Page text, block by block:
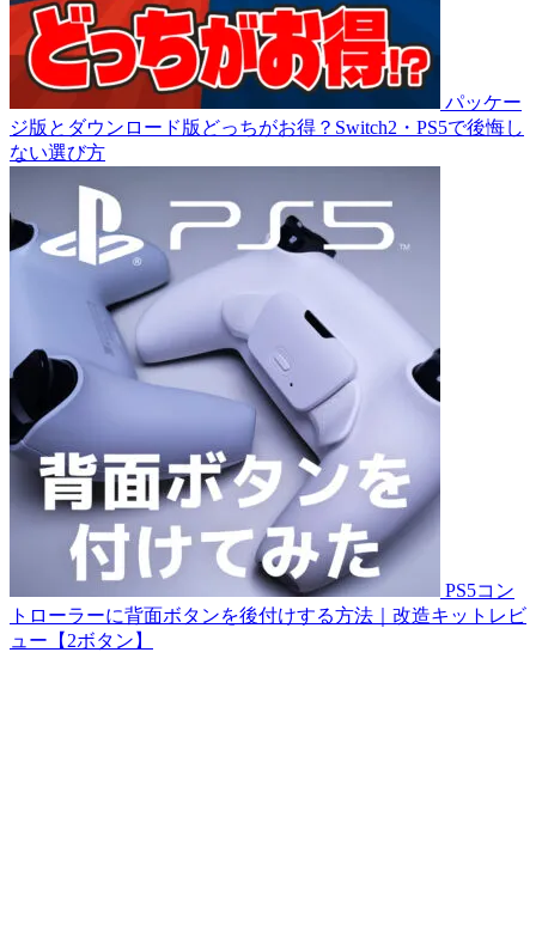
パッケー
ジ版とダウンロード版どっちがお得？Switch2・PS5で後悔し
ない選び方
PS5コン
トローラーに背面ボタンを後付けする方法｜改造キットレビ
ュー【2ボタン】